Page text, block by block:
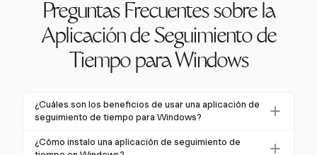
Preguntas Frecuentes sobre la
Aplicación de Seguimiento de
Tiempo para Windows
¿Cuáles son los beneficios de usar una aplicación de
seguimiento de tiempo para Windows?
Usar una aplicación de seguimiento de tiempo para
¿Cómo instalo una aplicación de seguimiento de